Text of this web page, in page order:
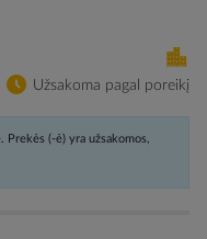
Užsakoma pagal poreikį
(-ė) yra užsakomos,